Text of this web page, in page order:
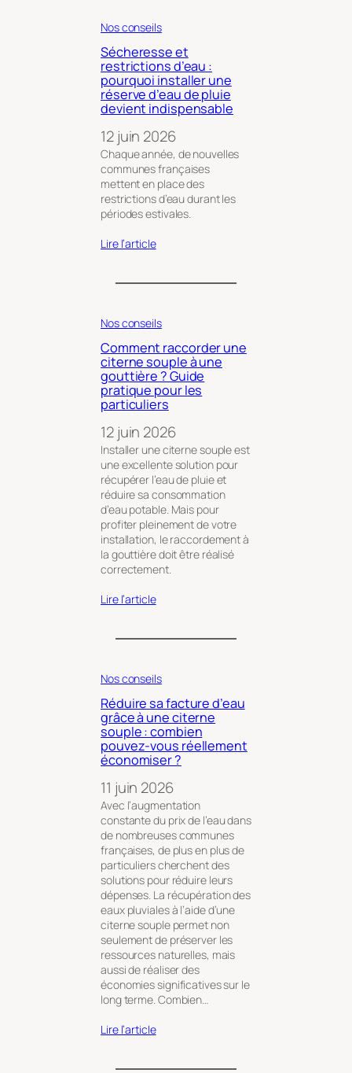
Nos conseils
Sécheresse et
restrictions d’eau :
pourquoi installer une
réserve d’eau de pluie
devient indispensable
12 juin 2026
Chaque année, de nouvelles
communes françaises
mettent en place des
restrictions d’eau durant les
périodes estivales.
Lire l’article
Nos conseils
Comment raccorder une
citerne souple à une
gouttière ? Guide
pratique pour les
particuliers
12 juin 2026
Installer une citerne souple est
une excellente solution pour
récupérer l’eau de pluie et
réduire sa consommation
d’eau potable. Mais pour
profiter pleinement de votre
installation, le raccordement à
la gouttière doit être réalisé
correctement.
Lire l’article
Nos conseils
Réduire sa facture d’eau
grâce à une citerne
souple : combien
pouvez-vous réellement
économiser ?
11 juin 2026
Avec l’augmentation
constante du prix de l’eau dans
de nombreuses communes
françaises, de plus en plus de
particuliers cherchent des
solutions pour réduire leurs
dépenses. La récupération des
eaux pluviales à l’aide d’une
citerne souple permet non
seulement de préserver les
ressources naturelles, mais
aussi de réaliser des
économies significatives sur le
long terme. Combien…
Lire l’article